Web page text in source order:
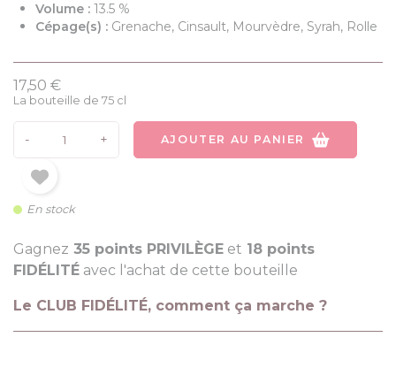
Volume : 13.5 %
Cépage(s) : Grenache, Cinsault, Mourvèdre, Syrah, Rolle
17,50 €
La bouteille de 75 cl
- + AJOUTER AU PANIER
En stock
Gagnez 35 points PRIVILÈGE et 18 points
FIDÉLITÉ avec l'achat de cette bouteille
Le CLUB FIDÉLITÉ, comment ça marche ?